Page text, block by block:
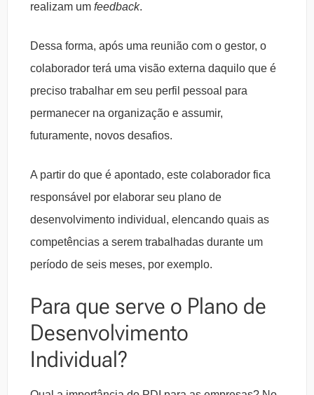
realizam um feedback.
Dessa forma, após uma reunião com o gestor, o
colaborador terá uma visão externa daquilo que é
preciso trabalhar em seu perfil pessoal para
permanecer na organização e assumir,
futuramente, novos desafios.
A partir do que é apontado, este colaborador fica
responsável por elaborar seu plano de
desenvolvimento individual, elencando quais as
competências a serem trabalhadas durante um
período de seis meses, por exemplo.
Para que serve o Plano de
Desenvolvimento
Individual?